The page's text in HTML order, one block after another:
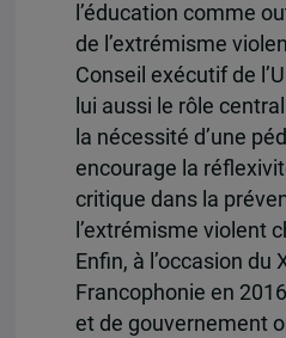
l’éducation comme
de l’extrémisme
Conseil exécutif de
lui aussi le rôle
la nécessité d’une
encourage la
critique dans la
l’extrémisme violent
Enfin, à l’occasion du
Francophonie en
et de gouvernement